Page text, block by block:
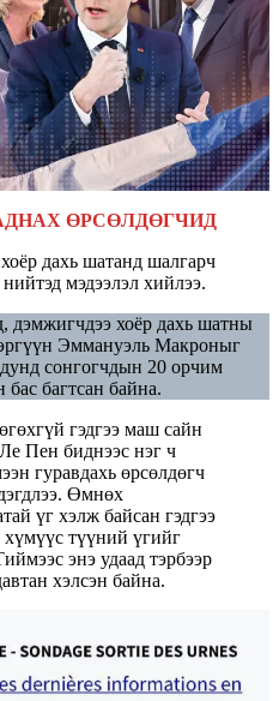
ӨРСӨЛДӨГЧИД
дахь шатанд шалгарч
мэдээлэл хийлээ.
дэмжигчдээ хоёр дахь шатны
Эммануэль Макроныг
сонгогчдын 20 орчим
багтсан байна.
гэдгээ маш сайн
Пен биднээс нэг ч
гуравдахь өрсөлдөгч
Өмнөх
үг хэлж байсан гэдгээ
хүмүүс түүний үгийг
энэ удаад тэрбээр
хэлсэн байна.